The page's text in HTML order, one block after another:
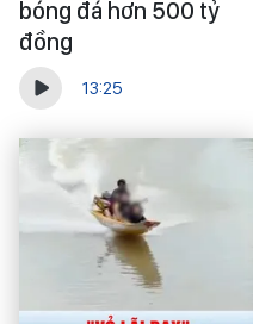
bóng đá hơn 500 tỷ
đồng
13:25